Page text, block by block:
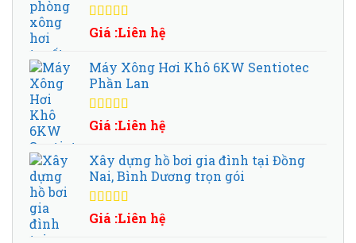
Được xếp
Giá :Liên hệ
Máy Xông Hơi Khô 6KW Sentiotec
Phần Lan
Được xếp
Giá :Liên hệ
Xây dựng hồ bơi gia đình tại Đồng
Nai, Bình Dương trọn gói
Được xếp
Giá :Liên hệ